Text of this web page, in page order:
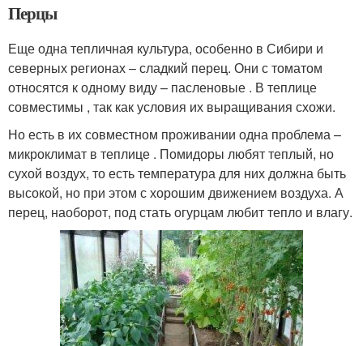
Перцы
Еще одна тепличная культура, особенно в Сибири и
северных регионах – сладкий перец. Они с томатом
относятся к одному виду – пасленовые . В теплице
совместимы , так как условия их выращивания схожи.
Но есть в их совместном проживании одна проблема –
микроклимат в теплице . Помидоры любят теплый, но
сухой воздух, то есть температура для них должна быть
высокой, но при этом с хорошим движением воздуха. А
перец, наоборот, под стать огурцам любит тепло и влагу.